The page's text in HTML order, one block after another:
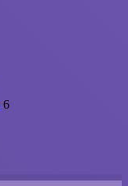
6